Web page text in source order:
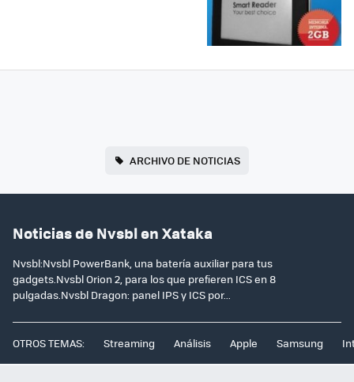
ARCHIVO DE NOTICIAS
Noticias de Nvsbl en Xataka
Nvsbl:Nvsbl PowerBank, una batería auxiliar para tus
gadgets.Nvsbl Orion 2, para los que prefieren ICS en 8
pulgadas.Nvsbl Dragon: panel IPS y ICS por...
OTROS TEMAS: Streaming Análisis Apple Samsung